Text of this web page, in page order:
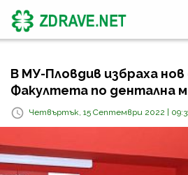
В МУ-Пловдив избраха нов
Факултета по дентална
Четвъртък, 15 Септември 2022 |